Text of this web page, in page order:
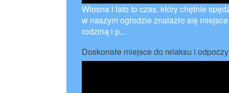
Wiosna i lato to czas, który chętnie
w naszym ogrodzie znalazło się
rodziną i p...
Doskonałe miejsce do relaksu i